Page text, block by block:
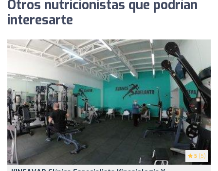
Otros nutricionistas que podrían
interesarte
5 (5)